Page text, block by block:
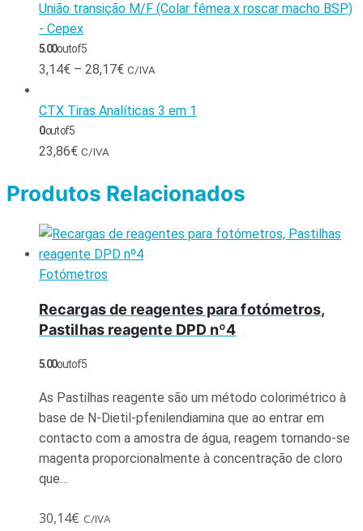
União transição M/F (Colar fêmea x roscar macho BSP)
- Cepex
5.00out of 5
3,14€ – 28,17€ C/IVA
CTX Tiras Analíticas 3 em 1
0out of 5
23,86€ C/IVA
Produtos Relacionados
Fotómetros
Recargas de reagentes para fotómetros,
Pastilhas reagente DPD nº4
5.00out of 5
As Pastilhas reagente são um método colorimétrico à
base de N-Dietil-pfenilendiamina que ao entrar em
contacto com a amostra de água, reagem tornando-se
magenta proporcionalmente à concentração de cloro
que…
30,14€ C/IVA